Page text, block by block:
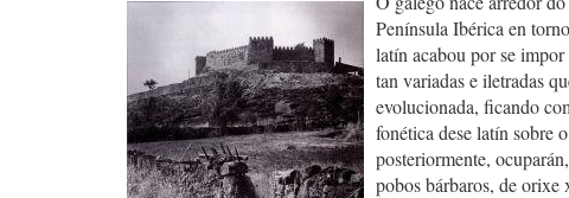
Península Ibérica en
latín acabou por se impor
tan variadas e iletradas
evolucionada, ficando
fonética dese latín sobre
posteriormente,
pobos bárbaros, de orixe